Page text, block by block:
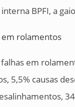
BPFI, a
em
5,5% causas